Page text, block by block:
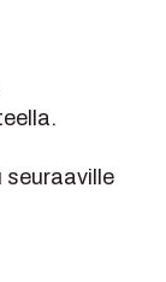
seuraaville